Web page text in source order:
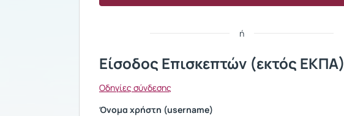
ή
Είσοδος Επισκεπτών (εκτός ΕΚΠΑ)
Οδηγίες σύνδεσης
Όνομα χρήστη (username)